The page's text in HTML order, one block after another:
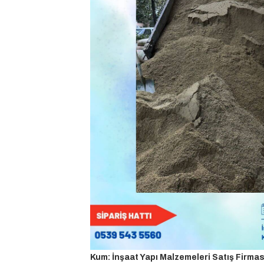
Kum: İnşaat Yapı Malzemeleri Satış